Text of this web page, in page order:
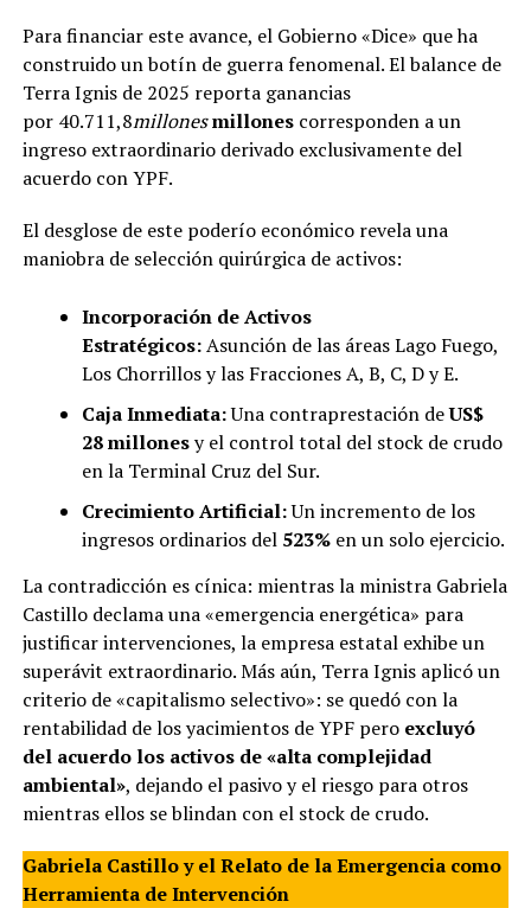
Para financiar este avance, el Gobierno «Dice» que ha
construido un botín de guerra fenomenal. El balance de
Terra Ignis de 2025 reporta ganancias
por 40.711,8millonesmillonescorresponden a un
ingreso extraordinario derivado exclusivamente del
acuerdo con YPF.
El desglose de este poderío económico revela una
maniobra de selección quirúrgica de activos:
Incorporación de Activos
Estratégicos:Asunción de las áreas Lago Fuego,
Los Chorrillos y las Fracciones A, B, C, D y E.
Caja Inmediata:Una contraprestación deUS$
28 millonesy el control total del stock de crudo
en la Terminal Cruz del Sur.
Crecimiento Artificial:Un incremento de los
ingresos ordinarios del 523%en un solo ejercicio.
La contradicción es cínica: mientras la ministra Gabriela
Castillo declama una «emergencia energética» para
justificar intervenciones, la empresa estatal exhibe un
superávit extraordinario. Más aún, Terra Ignis aplicó un
criterio de «capitalismo selectivo»: se quedó con la
rentabilidad de los yacimientos de YPF pero excluyó
del acuerdo los activos de «alta complejidad
ambiental», dejando el pasivo y el riesgo para otros
mientras ellos se blindan con el stock de crudo.
Gabriela Castillo y el Relato de la Emergencia como
Herramienta de Intervención